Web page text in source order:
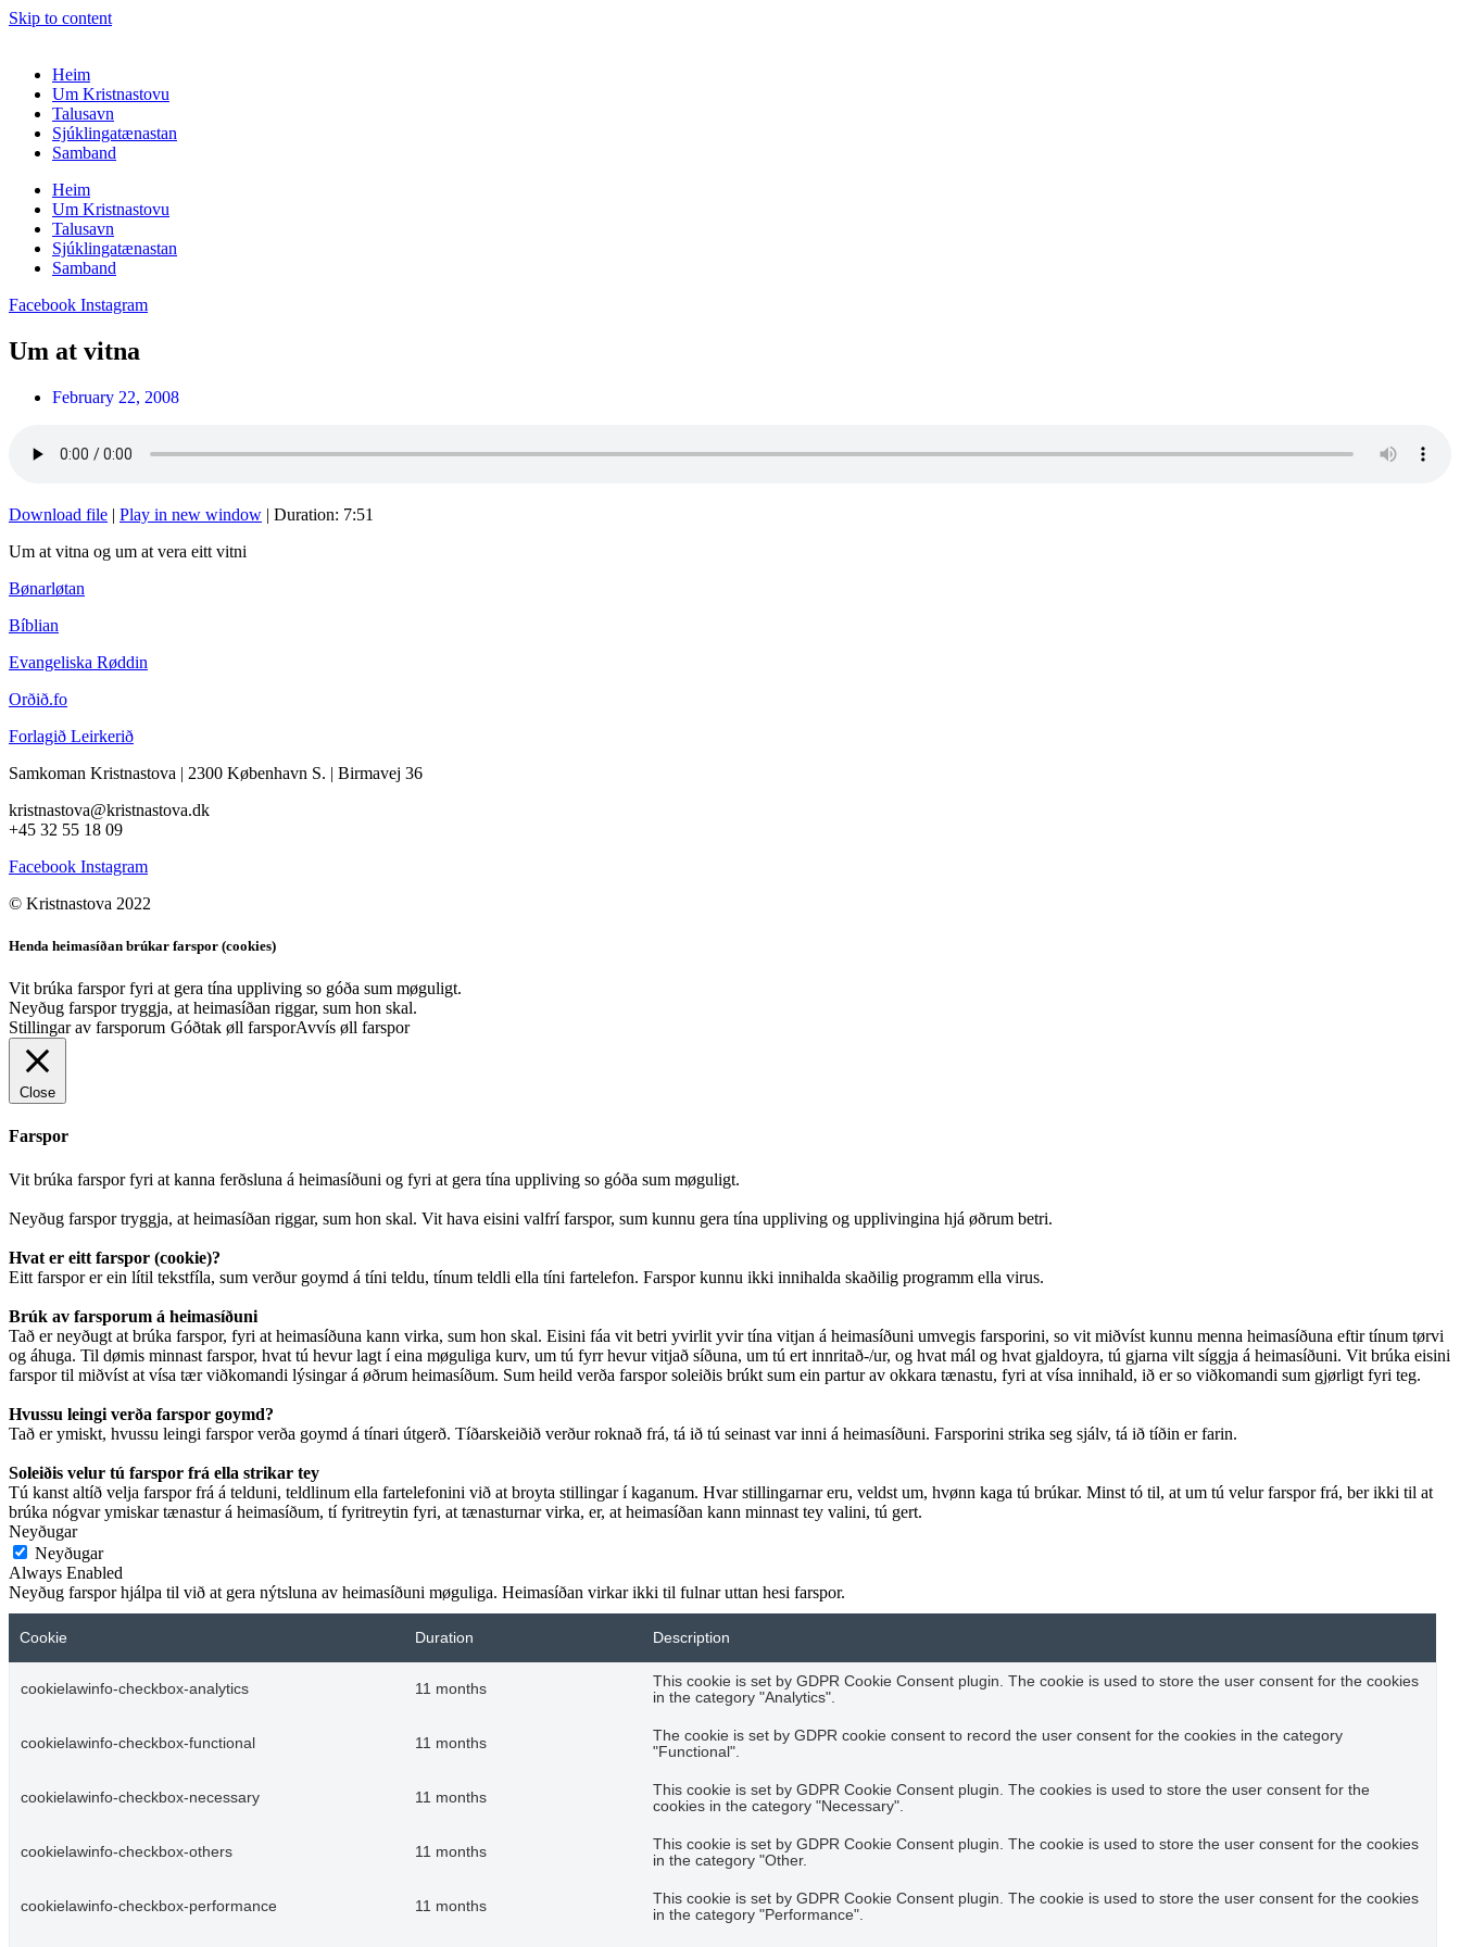
Skip to content
Heim
Um Kristnastovu
Talusavn
Sjúklingatænastan
Samband
Heim
Um Kristnastovu
Talusavn
Sjúklingatænastan
Samband
Facebook Instagram
Um at vitna
February 22, 2008
Download file | Play in new window | Duration: 7:51
Um at vitna og um at vera eitt vitni
Bønarløtan
Bíblian
Evangeliska Røddin
Orðið.fo
Forlagið Leirkerið
Samkoman Kristnastova | 2300 København S. | Birmavej 36
kristnastova@kristnastova.dk
+45 32 55 18 09
Facebook Instagram
© Kristnastova 2022
Henda heimasíðan brúkar farspor (cookies)
Vit brúka farspor fyri at gera tína uppliving so góða sum møguligt.
Neyðug farspor tryggja, at heimasíðan riggar, sum hon skal.
Stillingar av farsporum Góðtak øll farsporAvvís øll farspor
Close
Farspor
Vit brúka farspor fyri at kanna ferðsluna á heimasíðuni og fyri at gera tína uppliving so góða sum møguligt.
Neyðug farspor tryggja, at heimasíðan riggar, sum hon skal. Vit hava eisini valfrí farspor, sum kunnu gera tína uppliving og upplivingina hjá øðrum betri.
Hvat er eitt farspor (cookie)?
Eitt farspor er ein lítil tekstfíla, sum verður goymd á tíni teldu, tínum teldli ella tíni fartelefon. Farspor kunnu ikki innihalda skaðilig programm ella virus.
Brúk av farsporum á heimasíðuni
Tað er neyðugt at brúka farspor, fyri at heimasíðuna kann virka, sum hon skal. Eisini fáa vit betri yvirlit yvir tína vitjan á heimasíðuni umvegis farsporini, so vit miðvíst kunnu menna heimasíðuna eftir tínum tørvi
og áhuga. Til dømis minnast farspor, hvat tú hevur lagt í eina møguliga kurv, um tú fyrr hevur vitjað síðuna, um tú ert innritað-/ur, og hvat mál og hvat gjaldoyra, tú gjarna vilt síggja á heimasíðuni. Vit brúka eisini
farspor til miðvíst at vísa tær viðkomandi lýsingar á øðrum heimasíðum. Sum heild verða farspor soleiðis brúkt sum ein partur av okkara tænastu, fyri at vísa innihald, ið er so viðkomandi sum gjørligt fyri teg.
Hvussu leingi verða farspor goymd?
Tað er ymiskt, hvussu leingi farspor verða goymd á tínari útgerð. Tíðarskeiðið verður roknað frá, tá ið tú seinast var inni á heimasíðuni. Farsporini strika seg sjálv, tá ið tíðin er farin.
Soleiðis velur tú farspor frá ella strikar tey
Tú kanst altíð velja farspor frá á telduni, teldlinum ella fartelefonini við at broyta stillingar í kaganum. Hvar stillingarnar eru, veldst um, hvønn kaga tú brúkar. Minst tó til, at um tú velur farspor frá, ber ikki til at
brúka nógvar ymiskar tænastur á heimasíðum, tí fyritreytin fyri, at tænasturnar virka, er, at heimasíðan kann minnast tey valini, tú gert.
Neyðugar
Neyðugar
Always Enabled
Neyðug farspor hjálpa til við at gera nýtsluna av heimasíðuni møguliga. Heimasíðan virkar ikki til fulnar uttan hesi farspor.
Cookie Duration Description
cookielawinfo-checkbox-analytics 11 months
This cookie is set by GDPR Cookie Consent plugin. The cookie is used to store the user consent for the cookies
in the category "Analytics".
cookielawinfo-checkbox-functional 11 months
The cookie is set by GDPR cookie consent to record the user consent for the cookies in the category
"Functional".
cookielawinfo-checkbox-necessary 11 months
This cookie is set by GDPR Cookie Consent plugin. The cookies is used to store the user consent for the
cookies in the category "Necessary".
cookielawinfo-checkbox-others 11 months
This cookie is set by GDPR Cookie Consent plugin. The cookie is used to store the user consent for the cookies
in the category "Other.
cookielawinfo-checkbox-performance 11 months
This cookie is set by GDPR Cookie Consent plugin. The cookie is used to store the user consent for the cookies
in the category "Performance".